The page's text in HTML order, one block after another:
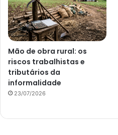
Mão de obra rural: os
riscos trabalhistas e
tributários da
informalidade
23/07/2026